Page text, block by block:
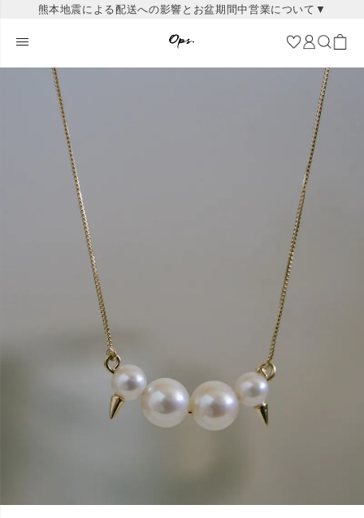
熊本地震による配送への影響とお盆期間中営業について▼